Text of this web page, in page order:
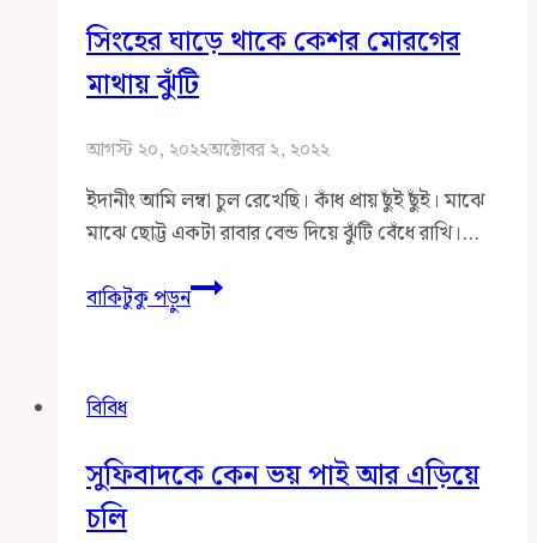
সিংহের ঘাড়ে থাকে কেশর মোরগের
মাথায় ঝুঁটি
আগস্ট ২০, ২০২২অক্টোবর ২, ২০২২
ইদানীং আমি লম্বা চুল রেখেছি। কাঁধ প্রায় ছুঁই ছুঁই। মাঝে
মাঝে ছোট্ট একটা রাবার বেন্ড দিয়ে ঝুঁটি বেঁধে রাখি।…
বাকিটুকু পড়ুনসিংহের
ঘাড়ে
ঝুঁটি
বিবিধ
সুফিবাদকে কেন ভয় পাই আর এড়িয়ে
চলি